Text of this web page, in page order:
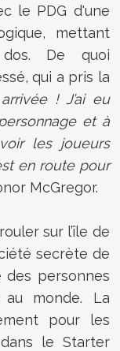
le PDG d'une
mettant
De quoi
qui a pris la
! J’ai eu
et à
les joueurs
en route pour
McGregor.
sur l’île de
secrète de
des personnes
monde. La
pour les
le Starter